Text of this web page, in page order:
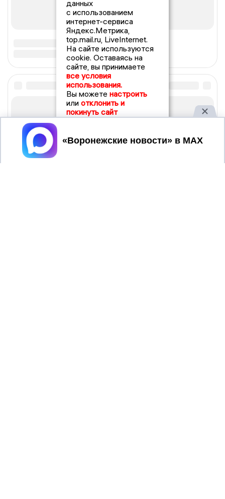
данных
с использованием
интернет-сервиса
Яндекс.Метрика,
top.mail.ru, LiveInternet.
На сайте используются
cookie. Оставаясь на
сайте, вы принимаете
все условия
использования.
Вы можете настроить
или отклонить и
покинуть сайт
Принять